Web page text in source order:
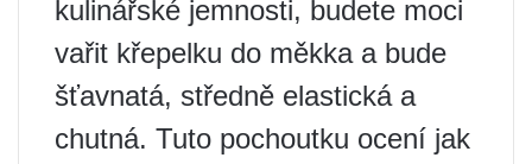
kulinářské jemnosti, budete moci
vařit křepelku do měkka a bude
šťavnatá, středně elastická a
chutná. Tuto pochoutku ocení jak